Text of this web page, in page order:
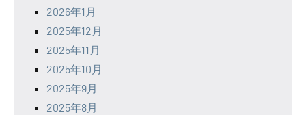
2026年1月
2025年12月
2025年11月
2025年10月
2025年9月
2025年8月